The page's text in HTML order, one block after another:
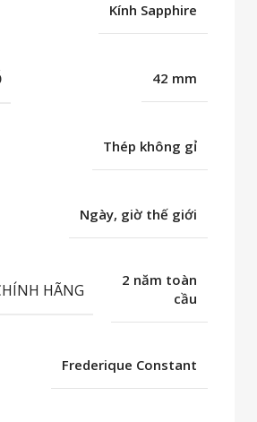
Kính Sapphire
42 mm
Thép không gỉ
Ngày, giờ thế giới
HÃNG
2 năm toàn
cầu
Frederique Constant